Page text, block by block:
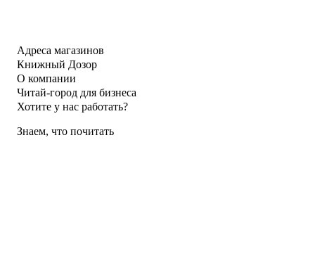
Адреса магазинов
Книжный Дозор
О компании
Читай-город для бизнеса
Хотите у нас работать?
Знаем, что почитать